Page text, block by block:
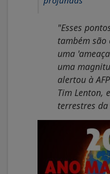
"Esses
também são
uma
uma
alertou à
Tim Lenton,
terrestres da